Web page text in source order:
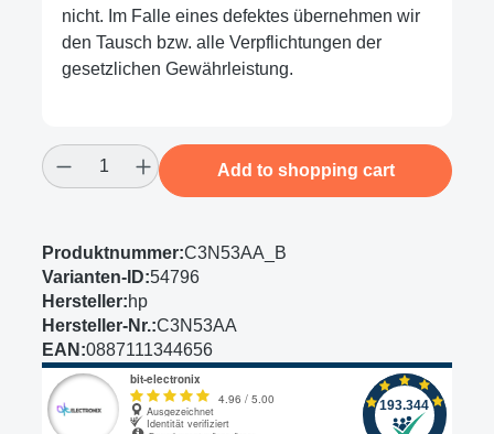
nicht. Im Falle eines defektes übernehmen wir
den Tausch bzw. alle Verpflichtungen der
gesetzlichen Gewährleistung.
Product Quantity: Enter the desired
Add to shopping cart
Produktnummer:C3N53AA_B
Varianten-ID:54796
Hersteller:hp
Hersteller-Nr.:C3N53AA
EAN:0887111344656